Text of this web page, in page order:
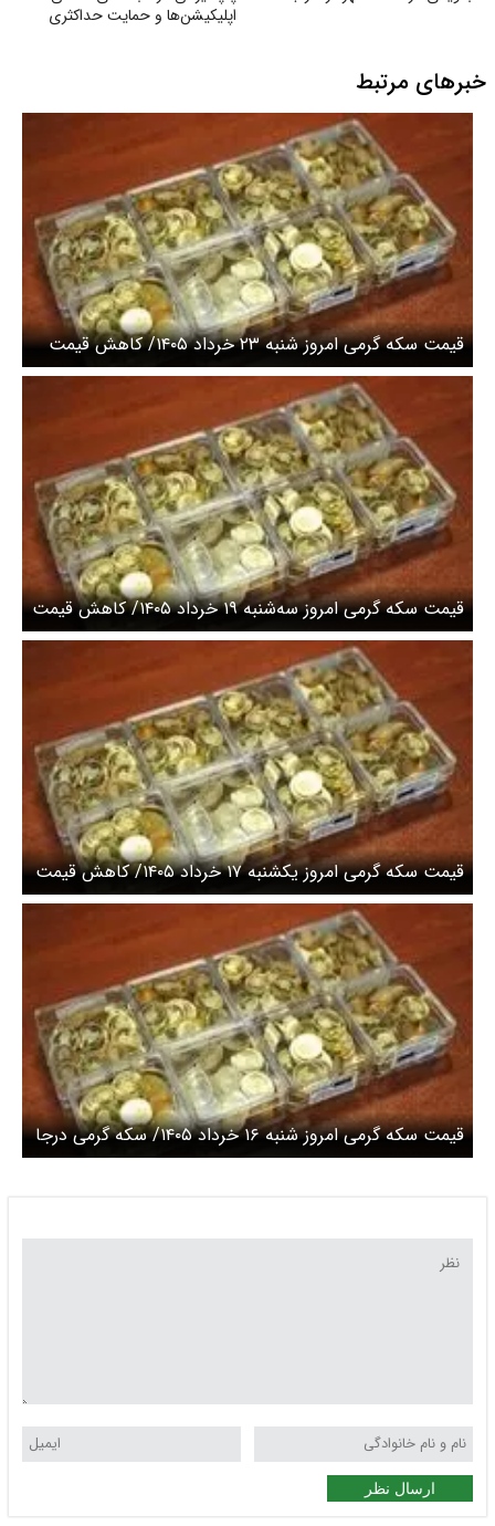
اپلیکیشن‌ها و حمایت حداکثری
خبرهای مرتبط
قیمت سکه گرمی امروز شنبه ۲۳ خرداد ۱۴۰۵/ کاهش قیمت
قیمت سکه گرمی امروز سه‌شنبه ۱۹ خرداد ۱۴۰۵/ کاهش قیمت
سکه
قیمت سکه گرمی امروز یکشنبه ۱۷ خرداد ۱۴۰۵/ کاهش قیمت
قیمت سکه گرمی امروز شنبه ۱۶ خرداد ۱۴۰۵/ سکه گرمی درجا
زد
ارسال نظر